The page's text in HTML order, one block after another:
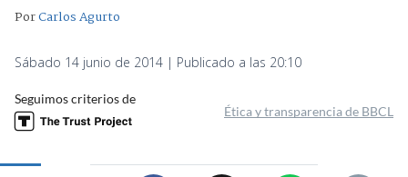
PorCarlos Agurto
Sábado 14 junio de 2014 | Publicado a las 20:10
Seguimos criterios de
Ética y transparencia de BBCL